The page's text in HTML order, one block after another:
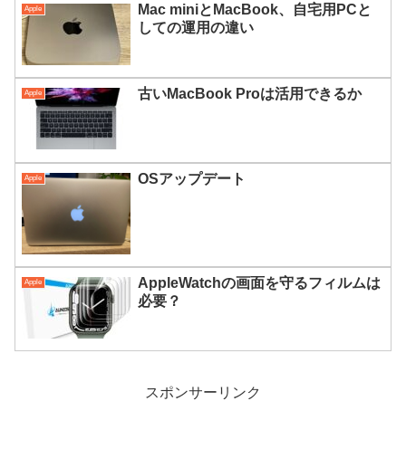
Apple
Mac miniとMacBook、自宅用PCと
しての運用の違い
Apple 古いMacBook Proは活用できるか
Apple OSアップデート
Apple
AppleWatchの画面を守るフィルムは
必要？
スポンサーリンク